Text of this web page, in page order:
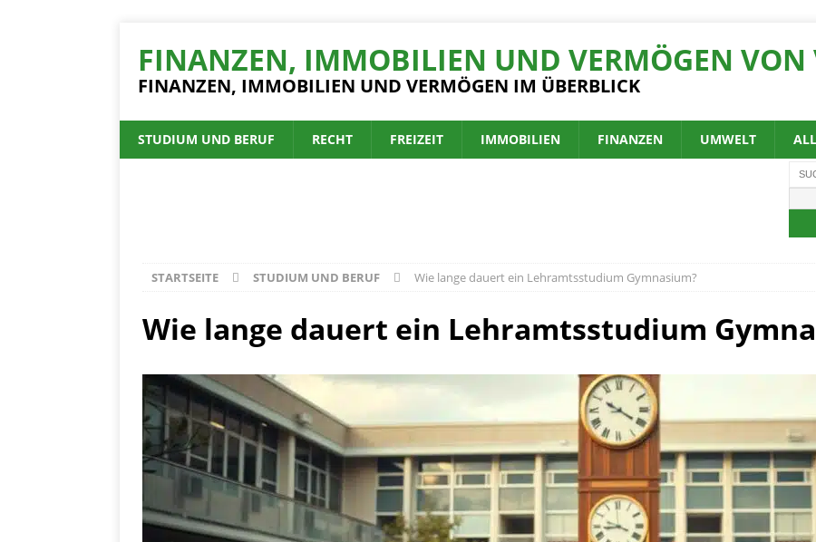
FINANZEN, IMMOBILIEN UND VERMÖGEN VON
FINANZEN, IMMOBILIEN UND VERMÖGEN IM ÜBERBLICK
STUDIUM UND BERUF RECHT FREIZEIT IMMOBILIEN FINANZEN UMWELT
STARTSEITE STUDIUM UND BERUF Wie lange dauert ein Lehramtsstudium Gymnasium?
Wie lange dauert ein Lehramtsstudium